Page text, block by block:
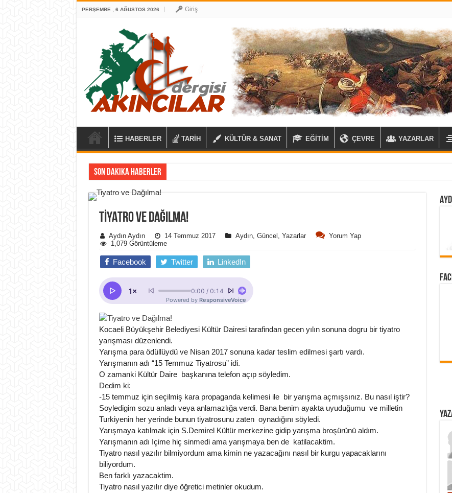
PERŞEMBE , 6 AĞUSTOS 2026 Giriş
HABERLER TARİH KÜLTÜR & SANAT EĞİTİM ÇEVRE YAZARLAR
Son Dakika Haberler
TIYATRO VE DAĞILMA!
Aydın Aydın 14 Temmuz 2017 Aydın, Güncel , Yazarlar
Yorum Yap
1,079 Görüntüleme
Facebook Twitter LinkedIn
Kocaeli Büyükşehir Belediyesi Kültür Dairesi tarafindan gecen yılın sonuna dogru bir tiyatro
yarışması düzenlendi.
Yarışma para ödüllüydü ve Nisan 2017 sonuna kadar teslim edilmesi şartı vardı.
Yarışmanın adı “15 Temmuz Tiyatrosu” idi.
O zamanki Kültür Daire başkanına telefon açıp söyledim.
Dedim ki:
-15 temmuz için seçilmiş kara propaganda kelimesi ile bir yarışma açmışsınız. Bu nasıl iştir?
Soyledigim sozu anladı veya anlamazlığa verdi. Bana benim ayakta uyuduğumu ve milletin
Turkiyenin her yerinde bunun tiyatrosunu zaten oynadığını söyledi.
Yarışmaya katılmak için S.Demirel Kültür merkezine gidip yarışma broşürünü aldım.
Yarışmanın adı Içime hiç sinmedi ama yarışmaya ben de katilacaktim.
Tiyatro nasıl yazılır bilmiyordum ama kimin ne yazacağını nasıl bir kurgu yapacaklarını
biliyordum.
Ben farklı yazacaktim.
Tiyatro nasıl yazılır diye öğretici metinler okudum.